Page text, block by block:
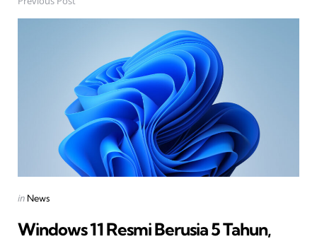
Post
Posted
in News
Windows 11 Resmi Berusia 5 Tahun,